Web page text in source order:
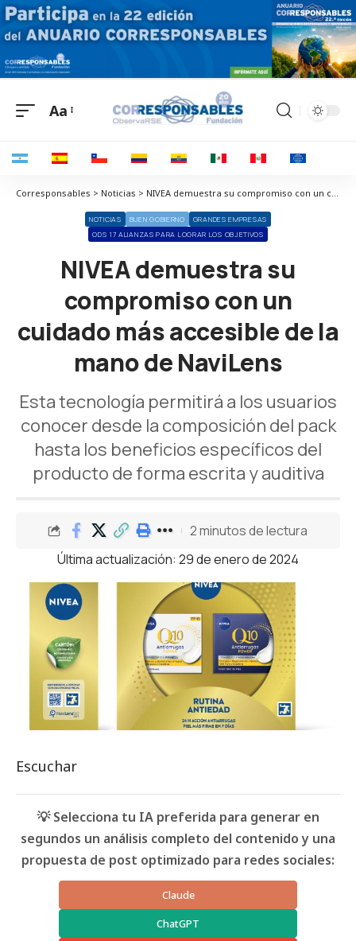
Aa
Corresponsables > Noticias > NIVEA demuestra su compromiso con un cuidado más accesible de la mano de NaviLens
NOTICIAS BUEN GOBIERNO
GRANDES EMPRESAS
ODS 17 ALIANZAS PARA LOGRAR LOS OBJETIVOS
NIVEA demuestra su
compromiso con un
cuidado más accesible de la
mano de NaviLens
Esta tecnología permitirá a los usuarios
conocer desde la composición del pack
hasta los beneficios específicos del
producto de forma escrita y auditiva
Última actualización: 29 de enero de 2024
2 minutos de lectura
Escuchar
💡 Selecciona tu IA preferida para generar en
segundos un análisis completo del contenido y una
propuesta de post optimizado para redes sociales:
Claude
ChatGPT